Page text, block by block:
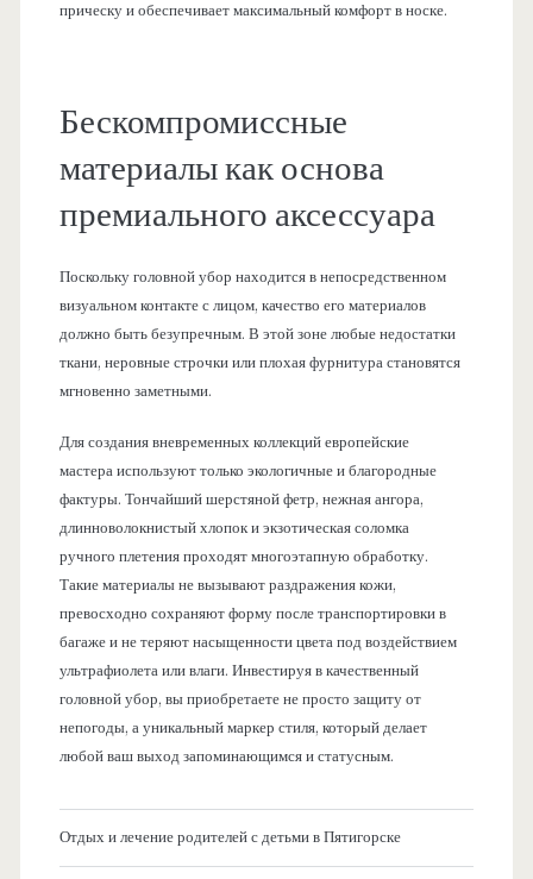
прическу и обеспечивает максимальный комфорт в носке.
Бескомпромиссные
материалы как основа
премиального аксессуара
Поскольку головной убор находится в непосредственном
визуальном контакте с лицом, качество его материалов
должно быть безупречным. В этой зоне любые недостатки
ткани, неровные строчки или плохая фурнитура становятся
мгновенно заметными.
Для создания вневременных коллекций европейские
мастера используют только экологичные и благородные
фактуры. Тончайший шерстяной фетр, нежная ангора,
длинноволокнистый хлопок и экзотическая соломка
ручного плетения проходят многоэтапную обработку.
Такие материалы не вызывают раздражения кожи,
превосходно сохраняют форму после транспортировки в
багаже и не теряют насыщенности цвета под воздействием
ультрафиолета или влаги. Инвестируя в качественный
головной убор, вы приобретаете не просто защиту от
непогоды, а уникальный маркер стиля, который делает
любой ваш выход запоминающимся и статусным.
Отдых и лечение родителей с детьми в Пятигорске